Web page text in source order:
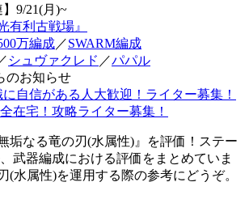
】9/21(月)~
有利古戦場』
万編成／SWARM編成
シュヴァクレド ／パパル
のお知らせ
自信がある人大歓迎！ライター募集！
在宅！攻略ライター募集！
垢なる竜の刃(水属性)』を評価！ステー
武器編成における評価をまとめていま
(水属性)を運用する際の参考にどうぞ。